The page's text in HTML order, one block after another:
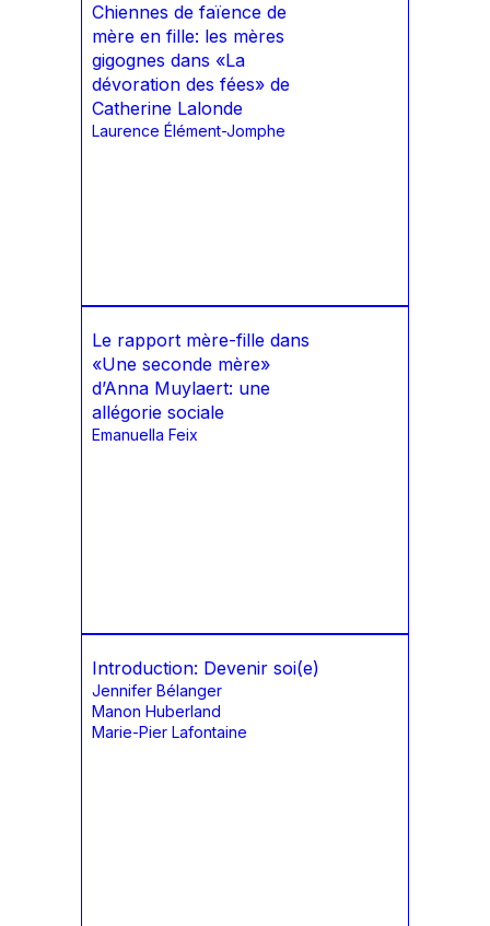
Chiennes de faïence de
mère en fille: les mères
gigognes dans «La
dévoration des fées» de
Catherine Lalonde
Laurence Élément-Jomphe
Le rapport mère-fille dans
«Une seconde mère»
d’Anna Muylaert: une
allégorie sociale
Emanuella Feix
Introduction: Devenir soi(e)
Jennifer Bélanger
Manon Huberland
Marie-Pier Lafontaine